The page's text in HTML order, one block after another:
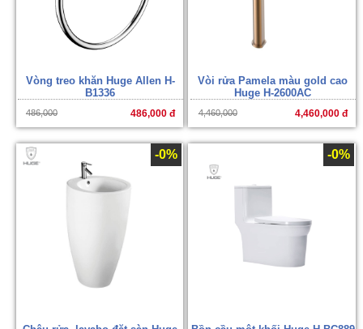
Vòng treo khăn Huge Allen H-
B1336
486,000 486,000 đ
Vòi rửa Pamela màu gold cao
Huge H-2600AC
4,460,000 4,460,000 đ
-0% -0%